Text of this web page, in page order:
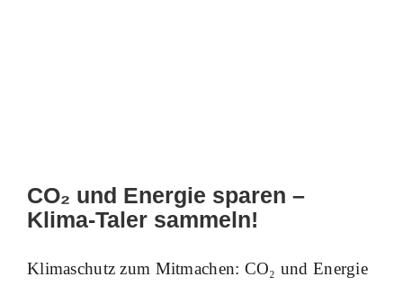
CO₂ und Energie sparen –
Klima-Taler sammeln!
Klimaschutz zum Mitmachen: CO₂ und Energie